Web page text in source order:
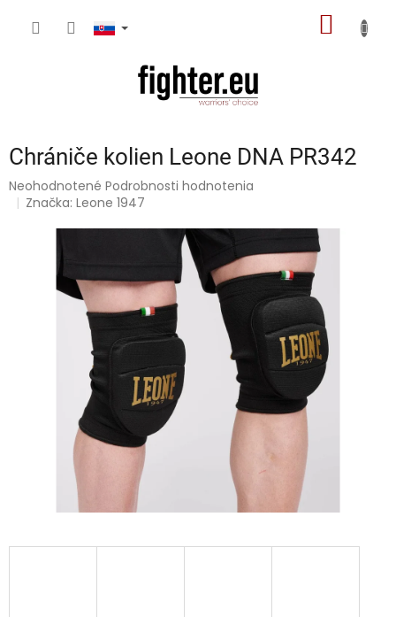
Chrániče kolien Leone DNA PR342
Priemerné
hodnotenie
hviezdičiek.
Neohodnotené Podrobnosti hodnotenia
Značka:Leone 1947